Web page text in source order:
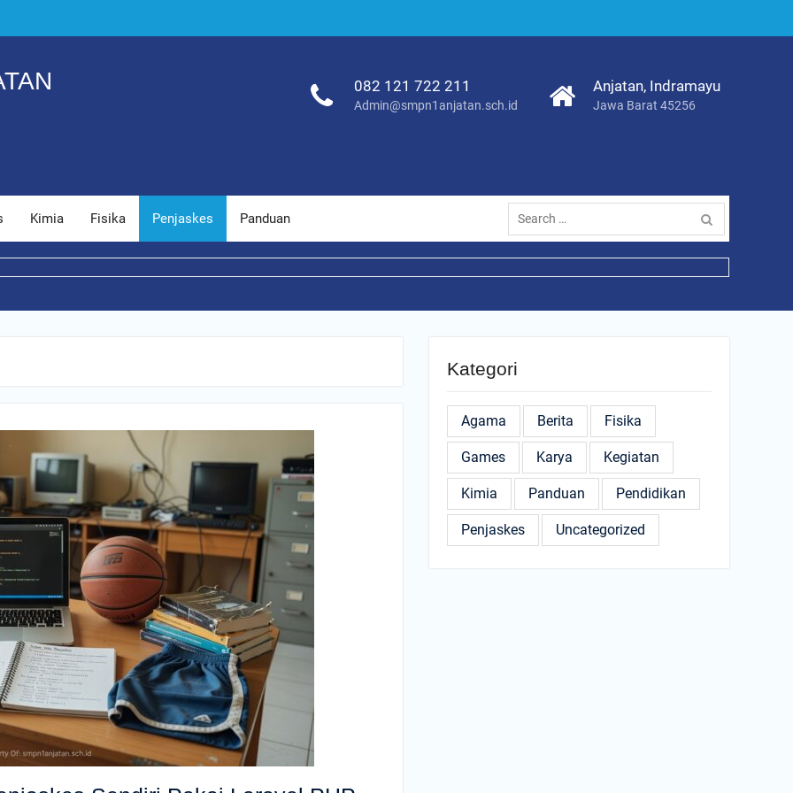
082 121 722 211
Admin@smpn1anjatan.sch.id
Anjatan, Indramayu
Jawa Barat 45256
Kimia Fisika Penjaskes Panduan
Search
for:
Kategori
Agama Berita Fisika
Games Karya Kegiatan
Kimia Panduan Pendidikan
Penjaskes Uncategorized